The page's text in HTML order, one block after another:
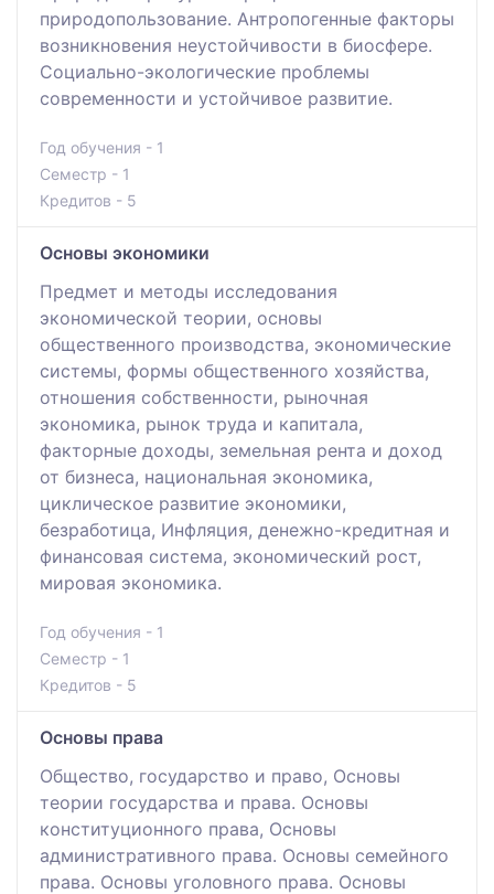
природопользование. Антропогенные факторы
возникновения неустойчивости в биосфере.
Социально-экологические проблемы
современности и устойчивое развитие.
Год обучения - 1
Семестр - 1
Кредитов - 5
Основы экономики
Предмет и методы исследования
экономической теории, основы
общественного производства, экономические
системы, формы общественного хозяйства,
отношения собственности, рыночная
экономика, рынок труда и капитала,
факторные доходы, земельная рента и доход
от бизнеса, национальная экономика,
циклическое развитие экономики,
безработица, Инфляция, денежно-кредитная и
финансовая система, экономический рост,
мировая экономика.
Год обучения - 1
Семестр - 1
Кредитов - 5
Основы права
Общество, государство и право, Основы
теории государства и права. Основы
конституционного права, Основы
административного права. Основы семейного
права. Основы уголовного права. Основы